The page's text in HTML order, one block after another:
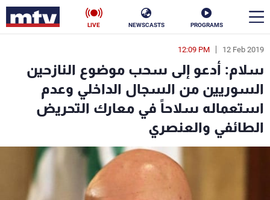
PROGRAMS
NEWSCASTS
LIVE
12 Feb 2019
12:09 PM
سلام: أدعو إلى سحب موضوع النازحين
السوريين من السجال الداخلي وعدم
استعماله سلاحاً في معارك التحريض
الطائفي والعنصري
en
الأخبار
سياسة ناس
رياضة